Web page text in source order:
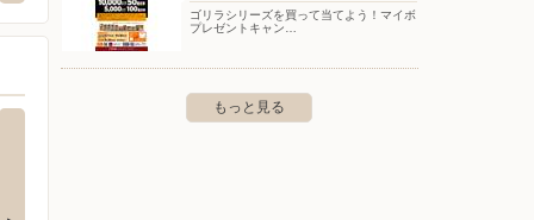
ゴリラシリーズを買って当てよう！マイボ
プレゼントキャン…
もっと見る